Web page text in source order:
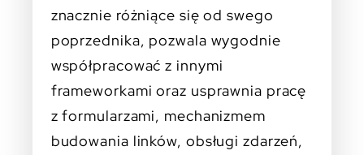
znacznie różniące się od swego
poprzednika, pozwala wygodnie
współpracować z innymi
frameworkami oraz usprawnia pracę
z formularzami, mechanizmem
budowania linków, obsługi zdarzeń,